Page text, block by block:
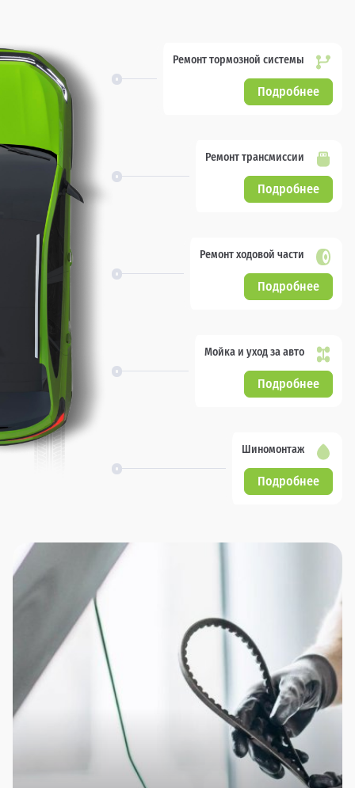
Ремонт тормозной системы
Подробнее
Ремонт трансмиссии
Подробнее
Ремонт ходовой части
Подробнее
Мойка и уход за авто
Подробнее
Шиномонтаж
Подробнее